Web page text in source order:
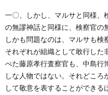
一〇、しかし、マルサと同様、
の無謬神話と同様に、検察官の
しかも問題なのは、マルサも検
それぞれが組織として敢行した
べた藤原孝行査察官も、中島行
しな人物ではない。それどころ
して敬意を表することができる